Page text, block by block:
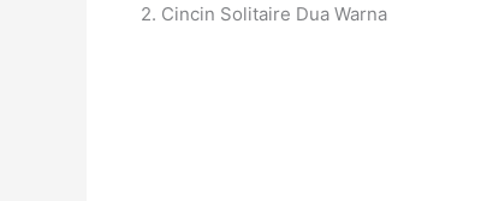
2. Cincin Solitaire Dua Warna